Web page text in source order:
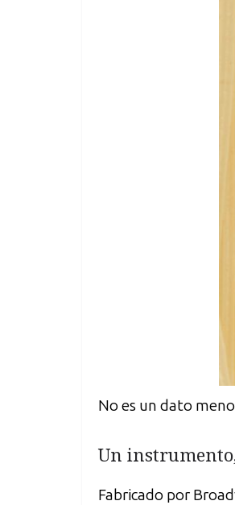
No es un dato
Un
Fabricado por